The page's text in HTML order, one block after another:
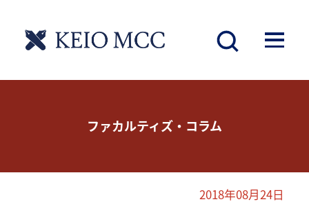
ファカルティズ・コラム
2018年08月24日